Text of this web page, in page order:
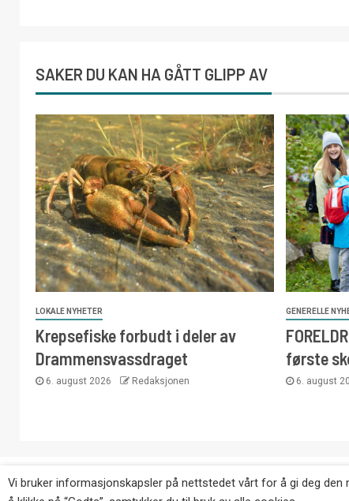
SAKER DU KAN HA GÅTT GLIPP AV
LOKALE NYHETER
Krepsefiske forbudt i deler av
Drammensvassdraget
6. august 2026 Redaksjonen
GENERELLE
første
6. august
Copyright © Eikernytt.no utgis av Roy’s
Vi bruker informasjonskapsler på nettstedet vårt for å gi deg